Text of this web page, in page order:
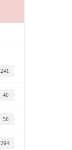
241
40
56
264